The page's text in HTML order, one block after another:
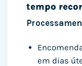
tempo
em dias